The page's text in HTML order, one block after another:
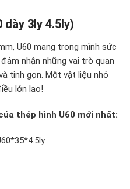
dày 3ly 4.5ly)
U60 mang trong mình sức
nhận những vai trò quan
tinh gọn. Một vật liệu nhỏ
lớn lao!
thép hình U60 mới nhất: